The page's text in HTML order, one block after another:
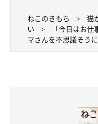
ねこのきもち 猫
い
「今日はお
マさんを不思議そう